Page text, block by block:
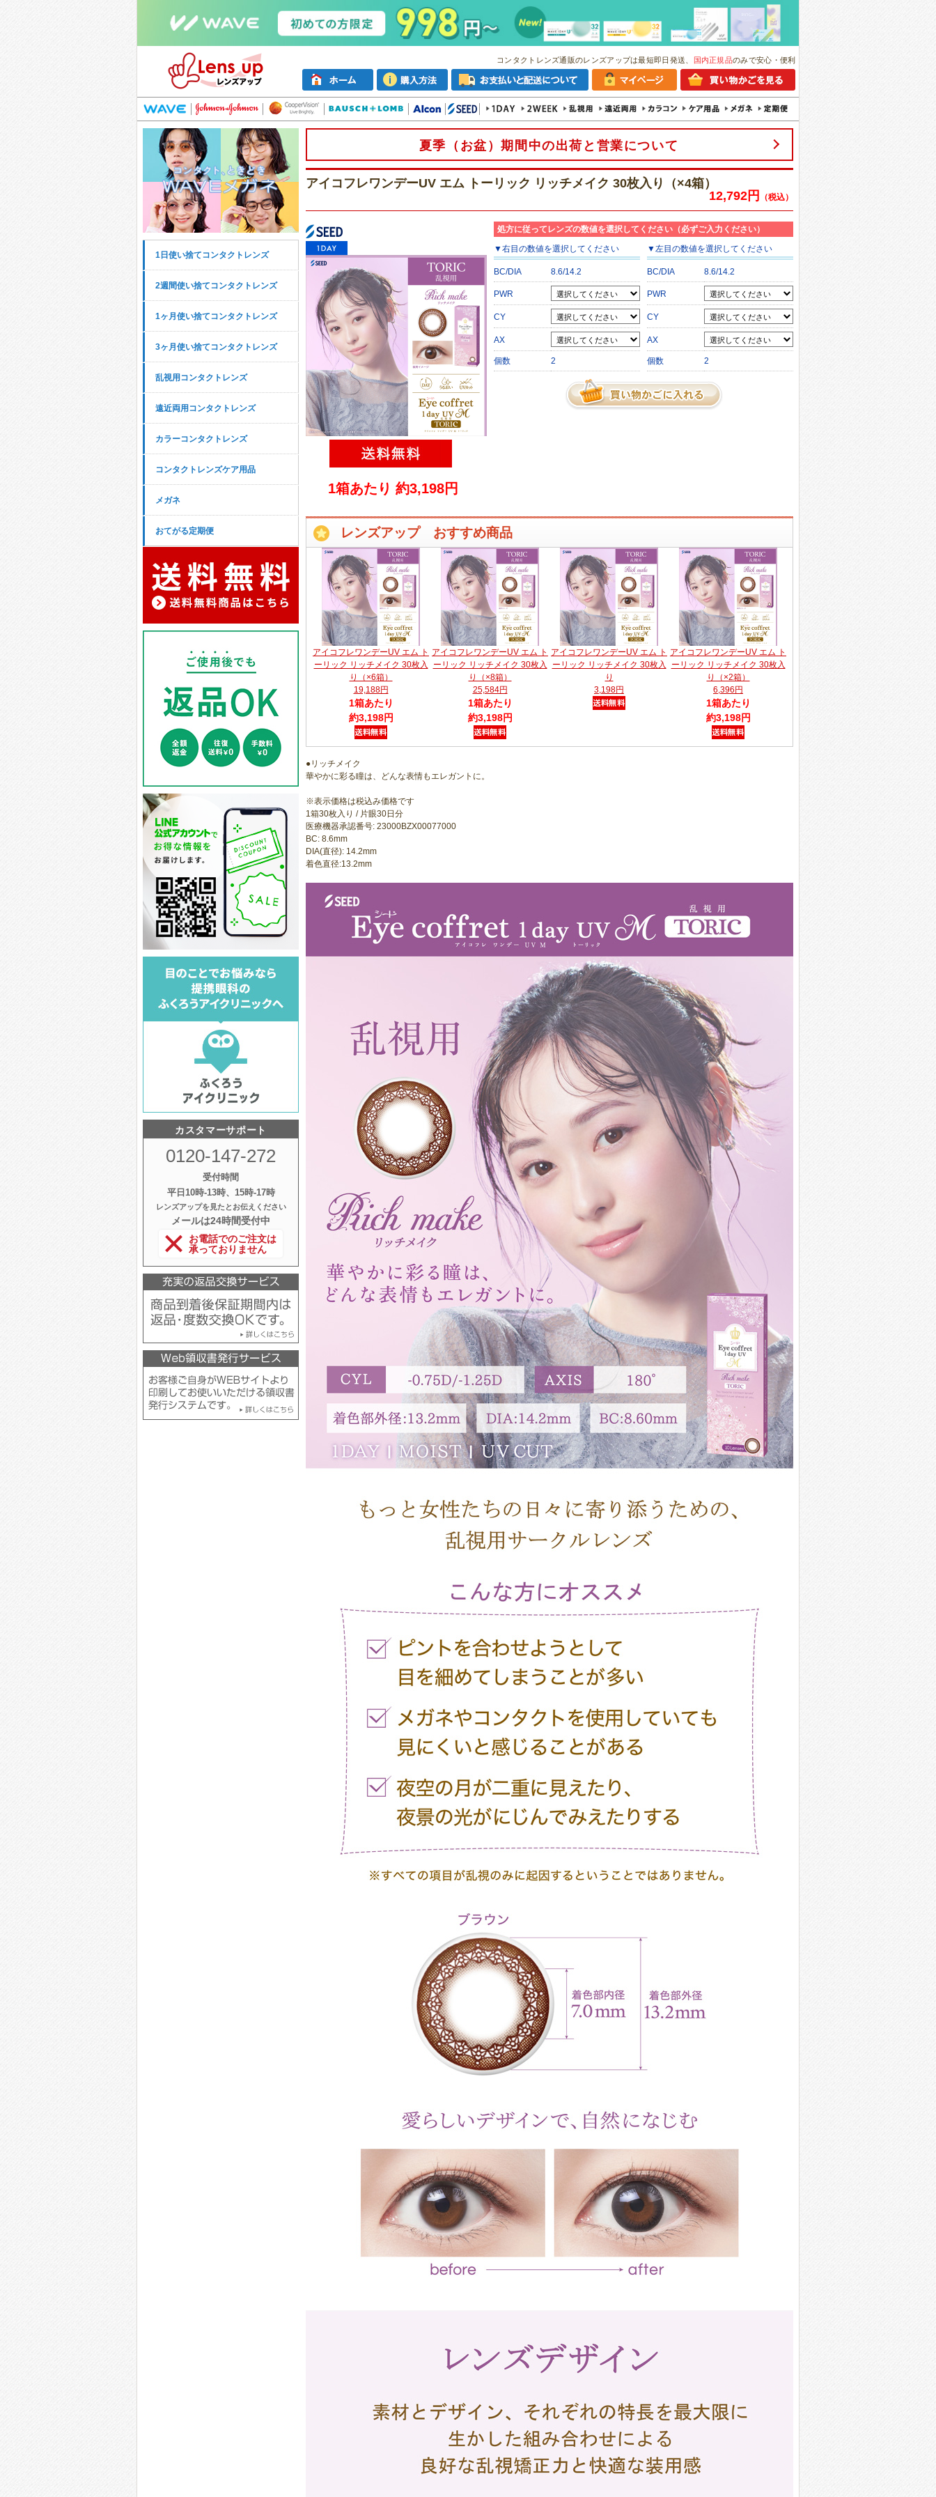
コンタクトレンズ通販のレンズアップは最短即日発送、 国内正規品のみで安心・便利
1日使い捨てコンタクトレンズ
2週間使い捨てコンタクトレンズ
1ヶ月使い捨てコンタクトレンズ
3ヶ月使い捨てコンタクトレンズ
乱視用コンタクトレンズ
遠近両用コンタクトレンズ
カラーコンタクトレンズ
コンタクトレンズケア用品
メガネ
おてがる定期便
カスタマーサポート
0120-147-272
受付時間
平日10時‐13時、15時‐17時
レンズアップを見たとお伝えください
メールは24時間受付中
お電話でのご注文は
承っておりません
夏季（お盆）期間中の出荷と営業について
アイコフレワンデーUV エム トーリック リッチメイク 30枚入り（×4箱）
12,792円
（税込）
1箱あたり 約3,198円
処方に従ってレンズの数値を選択してください（必ずご入力ください）
▼右目の数値を選択してください
BC/DIA 8.6/14.2
PWR
CY
AX
個数 2
▼左目の数値を選択してください
BC/DIA 8.6/14.2
PWR
CY
AX
個数 2
レンズアップ おすすめ商品
アイコフレワンデーUV エム ト
ーリック リッチメイク 30枚入
り（×6箱）
19,188円
1箱あたり
約3,198円
アイコフレワンデーUV エム ト
ーリック リッチメイク 30枚入
り（×8箱）
25,584円
1箱あたり
約3,198円
アイコフレワンデーUV エム ト
ーリック リッチメイク 30枚入
り
3,198円
アイコフレワンデーUV エム ト
ーリック リッチメイク 30枚入
り（×2箱）
6,396円
1箱あたり
約3,198円
●リッチメイク
華やかに彩る瞳は、どんな表情もエレガントに。
※表示価格は税込み価格です
1箱30枚入り / 片眼30日分
医療機器承認番号: 23000BZX00077000
BC: 8.6mm
DIA(直径): 14.2mm
着色直径:13.2mm